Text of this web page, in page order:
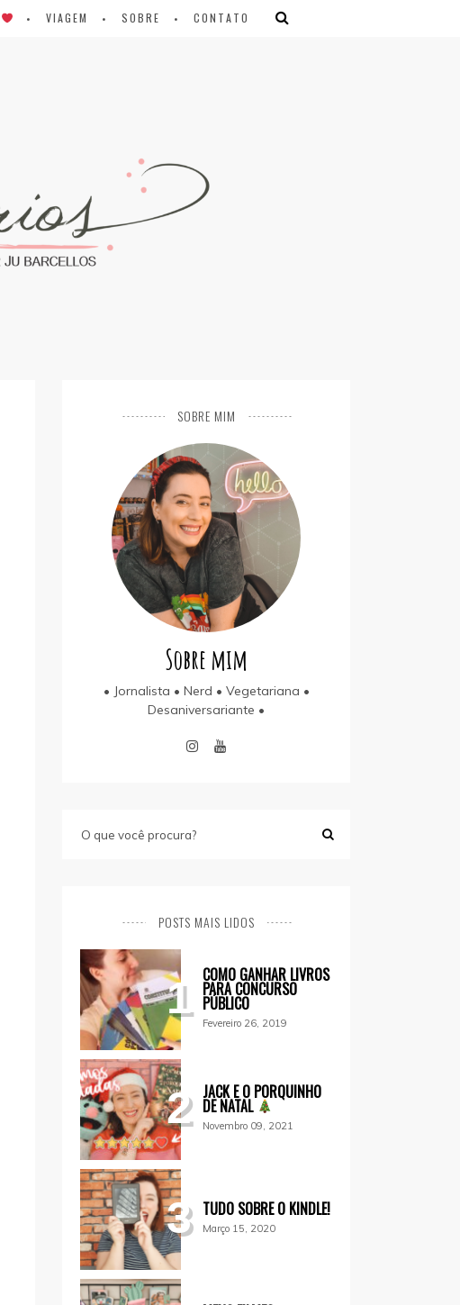
VIAGEM SOBRE CONTATO
SOBRE MIM
Sobre mim
• Jornalista • Nerd • Vegetariana •
Desaniversariante •
POSTS MAIS LIDOS
1 COMO GANHAR LIVROS
PARA CONCURSO
PÚBLICO
Fevereiro 26, 2019
2 JACK E O PORQUINHO
DE NATAL
Novembro 09, 2021
3 TUDO SOBRE O KINDLE!
Março 15, 2020